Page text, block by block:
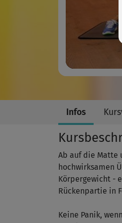
Infos
Ab auf die Matte
hochwirksamen
Körpergewicht -
Rückenpartie in
Keine Panik,